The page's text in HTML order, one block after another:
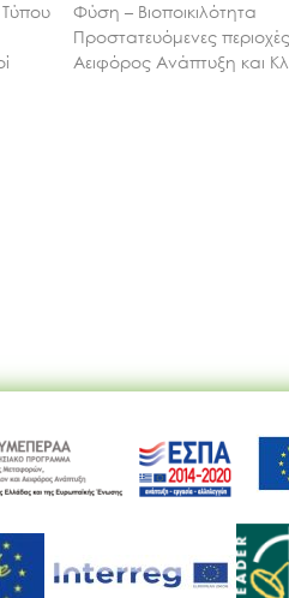
Φύση – Βιοποικιλότητα
Προστατευόμενες περιοχές
Αειφόρος Ανάπτυξη και